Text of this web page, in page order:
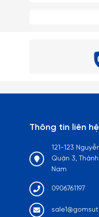
Thông tin liên hệ
121-123
Quận 3,
Nam
0906761197